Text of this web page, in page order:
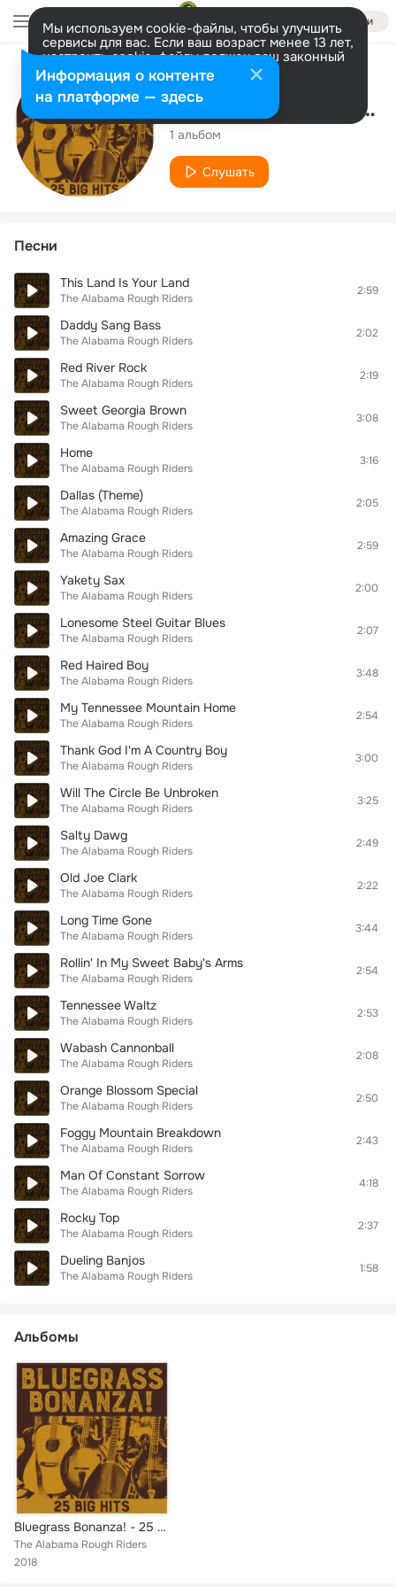
Войти
Мы используем cookie-файлы, чтобы улучшить
сервисы для вас. Если ваш возраст менее 13 лет,
настроить cookie-файлы должен ваш законный
представитель. Больше информации
Разрешить все Настроить
Исполнитель
The Alabama Rough Riders
1 альбом
Слушать
Песни
This Land Is Your Land
The Alabama Rough Riders
2:59
Daddy Sang Bass
The Alabama Rough Riders
2:02
Red River Rock
The Alabama Rough Riders
2:19
Sweet Georgia Brown
The Alabama Rough Riders
3:08
Home
The Alabama Rough Riders
3:16
Dallas (Theme)
The Alabama Rough Riders
2:05
Amazing Grace
The Alabama Rough Riders
2:59
Yakety Sax
The Alabama Rough Riders
2:00
Lonesome Steel Guitar Blues
The Alabama Rough Riders
2:07
Red Haired Boy
The Alabama Rough Riders
3:48
My Tennessee Mountain Home
The Alabama Rough Riders
2:54
Thank God I'm A Country Boy
The Alabama Rough Riders
3:00
Will The Circle Be Unbroken
The Alabama Rough Riders
3:25
Salty Dawg
The Alabama Rough Riders
2:49
Old Joe Clark
The Alabama Rough Riders
2:22
Long Time Gone
The Alabama Rough Riders
3:44
Rollin' In My Sweet Baby's Arms
The Alabama Rough Riders
2:54
Tennessee Waltz
The Alabama Rough Riders
2:53
Wabash Cannonball
The Alabama Rough Riders
2:08
Orange Blossom Special
The Alabama Rough Riders
2:50
Foggy Mountain Breakdown
The Alabama Rough Riders
2:43
Man Of Constant Sorrow
The Alabama Rough Riders
4:18
Rocky Top
The Alabama Rough Riders
2:37
Dueling Banjos
The Alabama Rough Riders
1:58
Альбомы
Bluegrass Bonanza! - 25 Big Hits
The Alabama Rough Riders
2018
Информация о контенте
на платформе — здесь